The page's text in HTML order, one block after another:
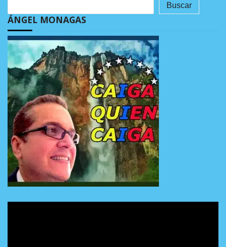
Buscar
ÁNGEL MONAGAS